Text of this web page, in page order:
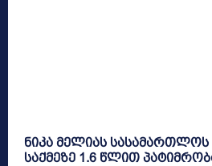
ნიკა მელიას
საქმეზე 1.6 წლით